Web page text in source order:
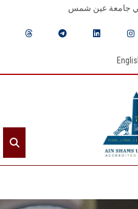
جامعة عين شمس